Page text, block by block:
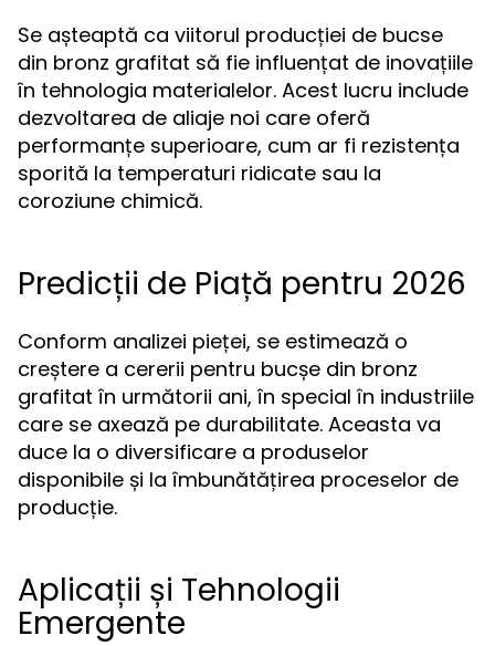
Se așteaptă ca viitorul producției de bucse
din bronz grafitat să fie influențat de inovațiile
în tehnologia materialelor. Acest lucru include
dezvoltarea de aliaje noi care oferă
performanțe superioare, cum ar fi rezistența
sporită la temperaturi ridicate sau la
coroziune chimică.
Predicții de Piață pentru 2026
Conform analizei pieței, se estimează o
creștere a cererii pentru bucșe din bronz
grafitat în următorii ani, în special în industriile
care se axează pe durabilitate. Aceasta va
duce la o diversificare a produselor
disponibile și la îmbunătățirea proceselor de
producție.
Aplicații și Tehnologii
Emergente